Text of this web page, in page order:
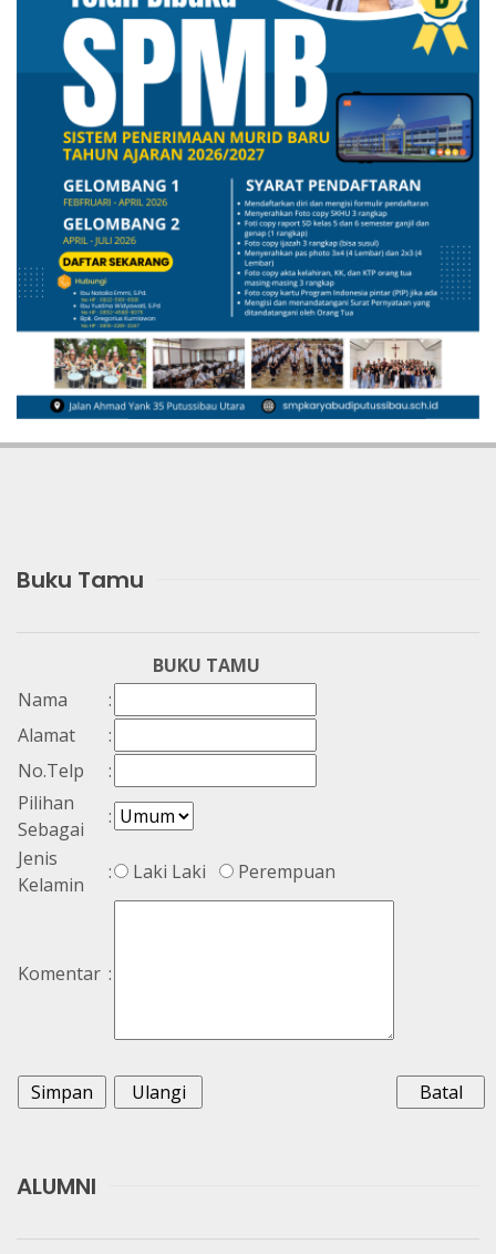
Buku Tamu
BUKU TAMU
Nama
:
Alamat
:
No.Telp
:
Pilihan
Sebagai
:
Jenis
Kelamin
: Laki Laki Perempuan
Komentar :
ALUMNI